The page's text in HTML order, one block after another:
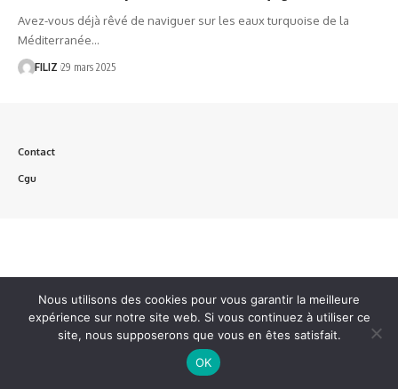
Avez-vous déjà rêvé de naviguer sur les eaux turquoise de la
Méditerranée…
FILIZ 29 mars 2025
Contact
Cgu
Nous utilisons des cookies pour vous garantir la meilleure
expérience sur notre site web. Si vous continuez à utiliser ce
site, nous supposerons que vous en êtes satisfait.
OK